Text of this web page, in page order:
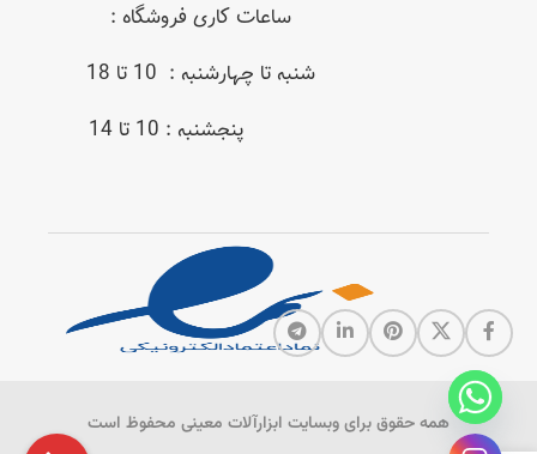
ساعات کاری فروشگاه :
شنبه تا چهارشنبه : 10 تا 18
پنجشنبه : 10 تا 14
همه حقوق برای وبسایت ابزارآلات معینی محفوظ است